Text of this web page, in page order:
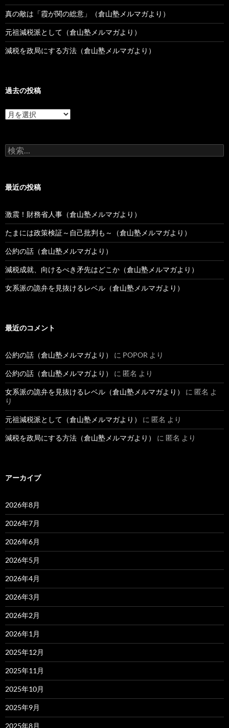
真の敵は「霞が関の総意」（倉山塾メルマガより）
元祖減税派として（倉山塾メルマガより）
減税を政局にする方法（倉山塾メルマガより）
過去の投稿
過
去
稿
検
索:
最近の投稿
激震！財務省人事（倉山塾メルマガより）
たまには政策検証～自己批判も～（倉山塾メルマガより）
公約の話（倉山塾メルマガより）
減税成就、向けるべき矛先はどこか（倉山塾メルマガより）
女系派の詭弁を見抜けるレベル（倉山塾メルマガより）
最近のコメント
公約の話（倉山塾メルマガより） に POPOR より
公約の話（倉山塾メルマガより） に 匿名 より
女系派の詭弁を見抜けるレベル（倉山塾メルマガより） に 匿名 よ
り
元祖減税派として（倉山塾メルマガより） に 匿名 より
減税を政局にする方法（倉山塾メルマガより） に 匿名 より
アーカイブ
2026年8月
2026年7月
2026年6月
2026年5月
2026年4月
2026年3月
2026年2月
2026年1月
2025年12月
2025年11月
2025年10月
2025年9月
2025年8月